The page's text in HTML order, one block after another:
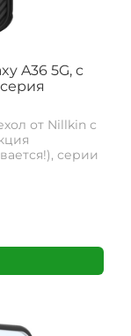
A36 5G, c
от Nillkin с
серии